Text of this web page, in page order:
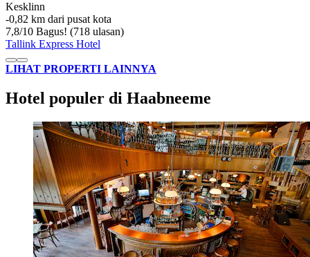
Kesklinn
‐0,82 km dari pusat kota
7,8/10 Bagus! (718 ulasan)
Tallink Express Hotel
LIHAT PROPERTI LAINNYA
Hotel populer di Haabneeme